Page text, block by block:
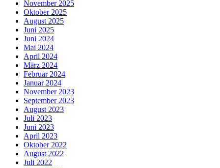
November 2025
Oktober 2025
August 2025
Juni 2025
Juni 2024
Mai 2024
April 2024
März 2024
Februar 2024
Januar 2024
November 2023
September 2023
August 2023
Juli 2023
Juni 2023
April 2023
Oktober 2022
August 2022
Juli 2022